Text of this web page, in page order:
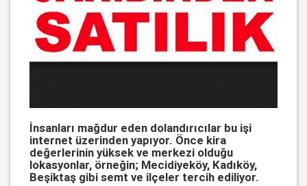
İnsanları mağdur eden dolandırıcılar bu işi
internet üzerinden yapıyor. Önce kira
değerlerinin yüksek ve merkezi olduğu
lokasyonlar, örneğin; Mecidiyeköy, Kadıköy,
Beşiktaş gibi semt ve ilçeler tercih ediliyor.